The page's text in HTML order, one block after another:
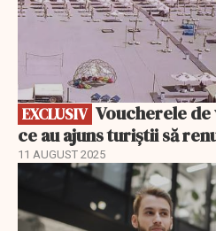
EXCLUSIV
ce au ajuns turiștii să
11 AUGUST 2025